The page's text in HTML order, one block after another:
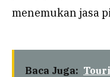
menemukan jasa
Baca Juga: